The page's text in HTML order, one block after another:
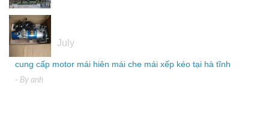
July
cung cấp motor mái hiên mái che mái xếp kéo tại hà tĩnh
- By anh